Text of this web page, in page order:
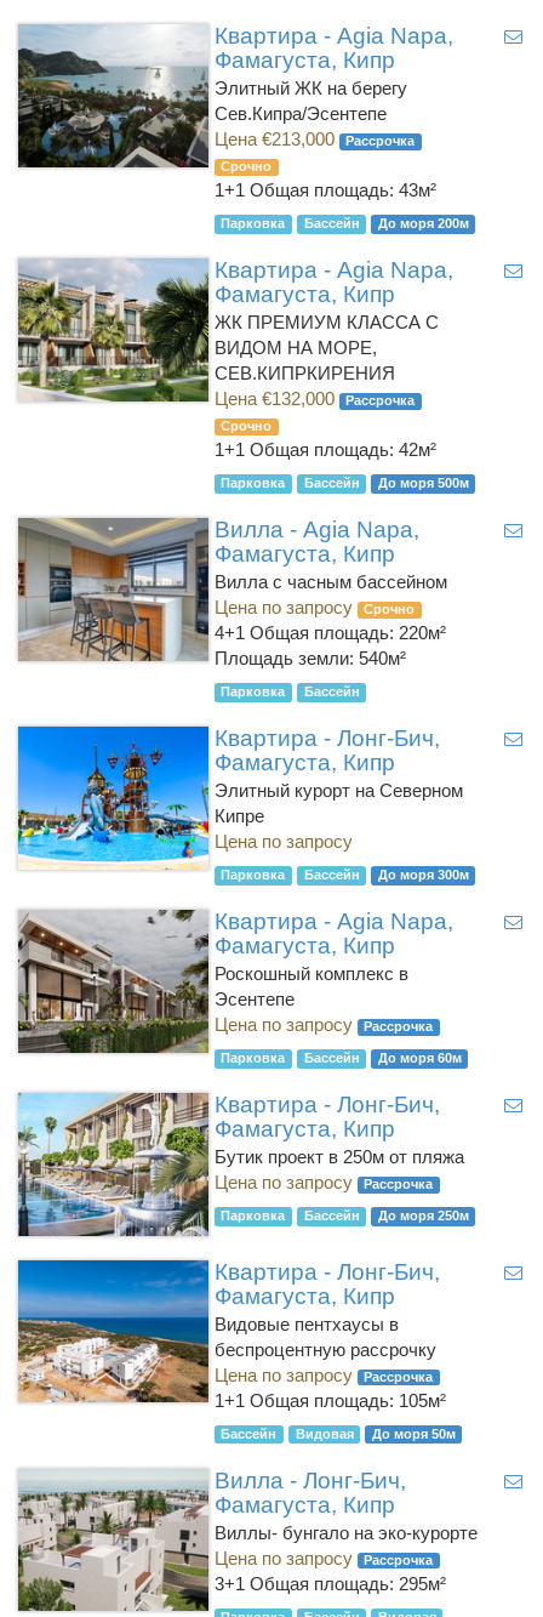
Квартира - Agia Napa,
Фамагуста, Кипр
Элитный ЖК на берегу
Сев.Кипра/Эсентепе
Цена €213,000
Рассрочка
Срочно
1+1 Общая площадь: 43м²
Парковка Бассейн До моря 200м
Квартира - Agia Napa,
Фамагуста, Кипр
ЖК ПРЕМИУМ КЛАССА С
ВИДОМ НА МОРЕ,
СЕВ.КИПРКИРЕНИЯ
Цена €132,000
Рассрочка
Срочно
1+1 Общая площадь: 42м²
Парковка Бассейн До моря 500м
Вилла - Agia Napa,
Фамагуста, Кипр
Вилла с часным бассейном
Цена по запросу
Срочно
4+1 Общая площадь: 220м²
Площадь земли: 540м²
Парковка Бассейн
Квартира - Лонг-Бич,
Фамагуста, Кипр
Элитный курорт на Северном
Кипре
Цена по запросу
Парковка Бассейн До моря 300м
Квартира - Agia Napa,
Фамагуста, Кипр
Роскошный комплекс в
Эсентепе
Цена по запросу
Рассрочка
Парковка Бассейн До моря 60м
Квартира - Лонг-Бич,
Фамагуста, Кипр
Бутик проект в 250м от пляжа
Цена по запросу
Рассрочка
Парковка Бассейн До моря 250м
Квартира - Лонг-Бич,
Фамагуста, Кипр
Видовые пентхаусы в
беспроцентную рассрочку
Цена по запросу
Рассрочка
1+1 Общая площадь: 105м²
Бассейн Видовая До моря 50м
Вилла - Лонг-Бич,
Фамагуста, Кипр
Виллы- бунгало на эко-курорте
Цена по запросу
Рассрочка
3+1 Общая площадь: 295м²